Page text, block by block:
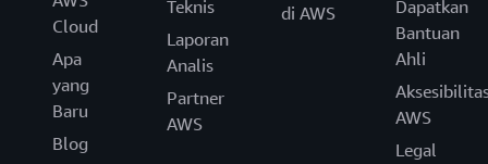
Cloud
Apa
yang
Baru
Blog
Teknis
Laporan
Analis
Partner
AWS
di AWS
Dapatkan
Bantuan
Ahli
AWS
Legal